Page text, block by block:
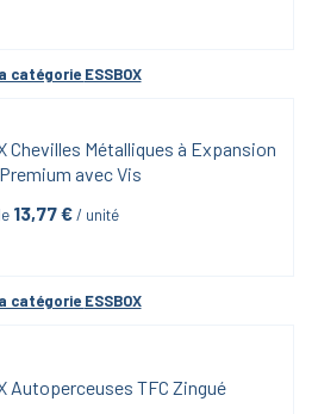
catégorie ESSBOX
Chevilles Métalliques à Expansion
avec Vis
13,77 € / unité
catégorie ESSBOX
Autoperceuses TFC Zingué